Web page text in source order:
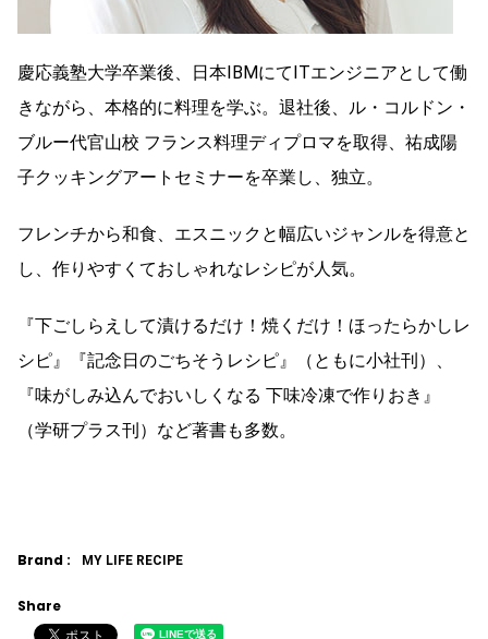
慶応義塾大学卒業後、日本IBMにてITエンジニアとして働
きながら、本格的に料理を学ぶ。退社後、ル・コルドン・
ブルー代官山校 フランス料理ディプロマを取得、祐成陽
子クッキングアートセミナーを卒業し、独立。
フレンチから和食、エスニックと幅広いジャンルを得意と
し、作りやすくておしゃれなレシピが人気。
『下ごしらえして漬けるだけ！焼くだけ！ほったらかしレ
シピ』『記念日のごちそうレシピ』（ともに小社刊）、
『味がしみ込んでおいしくなる 下味冷凍で作りおき』
（学研プラス刊）など著書も多数。
Brand : MY LIFE RECIPE
Share